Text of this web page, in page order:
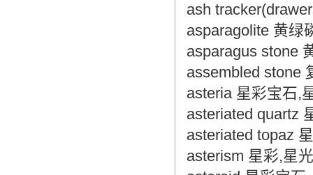
ash
asparagolite 黄绿
asparagus stone
assembled stone
asteria 星彩宝石,
asteriated quartz
asteriated topaz
asterism 星彩,星光